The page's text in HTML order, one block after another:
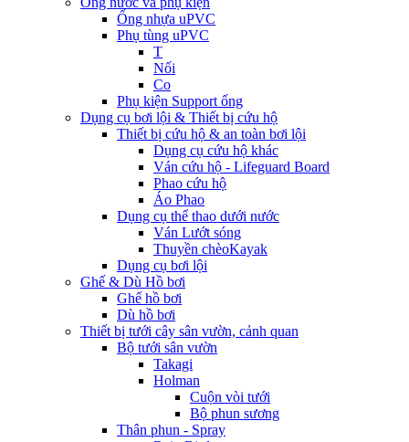
Ống nhựa uPVC
Phụ tùng uPVC
T
Nối
Co
Phụ kiện Support ống
Dụng cụ bơi lội & Thiết bị cứu hộ
Thiết bị cứu hộ & an toàn bơi lội
Dụng cụ cứu hộ khác
Ván cứu hộ - Lifeguard Board
Phao cứu hộ
Áo Phao
Dụng cụ thể thao dưới nước
Ván Lướt sóng
Thuyền chèoKayak
Dụng cụ bơi lội
Ghế & Dù Hồ bơi
Ghế hồ bơi
Dù hồ bơi
Thiết bị tưới cây sân vườn, cảnh quan
Bộ tưới sân vườn
Takagi
Holman
Cuộn vòi tưới
Bộ phun sương
Thân phun - Spray